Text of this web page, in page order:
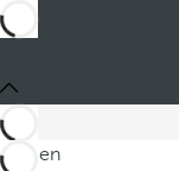
Está en